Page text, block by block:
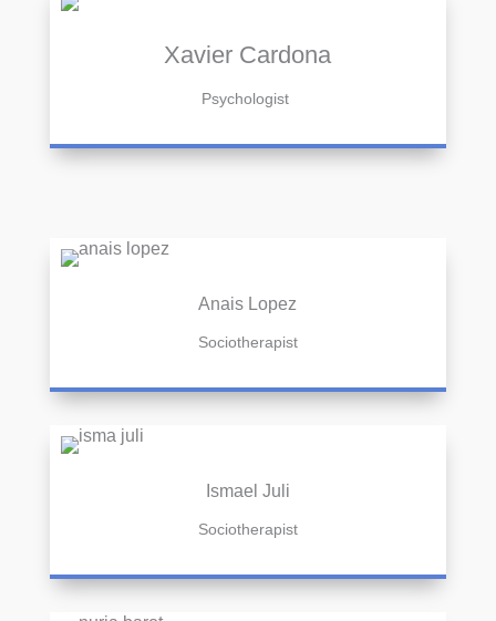
Xavier Cardona
Psychologist
Anais Lopez
Sociotherapist
Ismael Juli
Sociotherapist